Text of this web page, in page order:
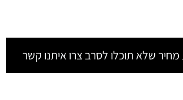
שלא תוכלו לסרב צרו איתנו קשר